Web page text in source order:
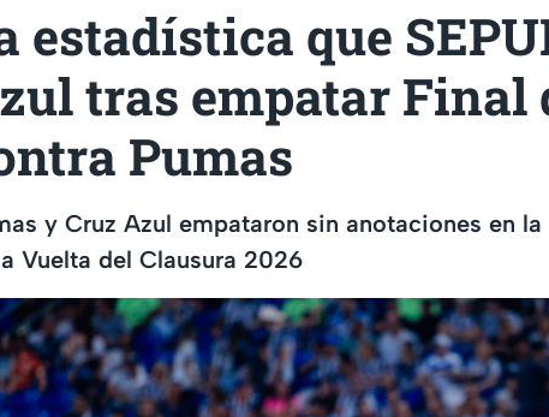
estadística que
tras empatar Final
Pumas
y Cruz Azul empataron sin anotaciones en
Vuelta del Clausura 2026